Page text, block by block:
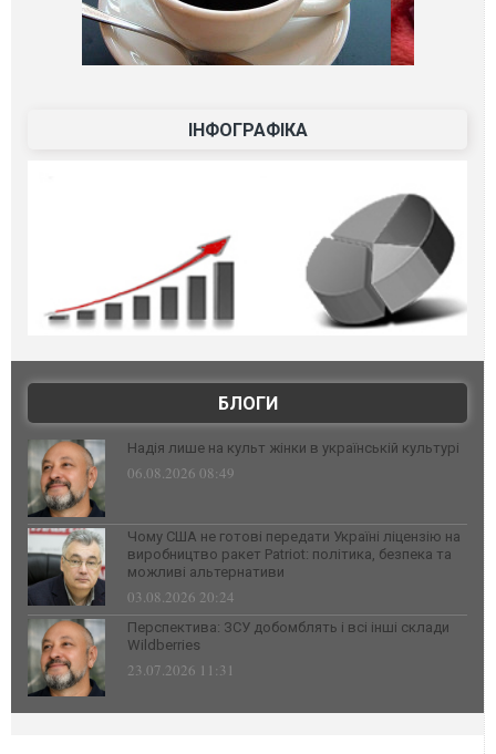
ІНФОГРАФІКА
БЛОГИ
Надія лише на культ жінки в українській культурі
06.08.2026 08:49
Чому США не готові передати Україні ліцензію на
виробництво ракет Patriot: політика, безпека та
можливі альтернативи
03.08.2026 20:24
Перспектива: ЗСУ добомблять і всі інші склади
Wildberries
23.07.2026 11:31